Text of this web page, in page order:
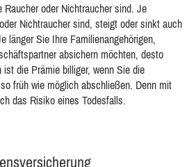
Raucher oder Nichtraucher sind. Je
Nichtraucher sind, steigt oder sinkt auch
länger Sie Ihre Familienangehörigen,
absichern möchten, desto
die Prämie billiger, wenn Sie die
früh wie möglich abschließen. Denn mit
das Risiko eines Todesfalls.